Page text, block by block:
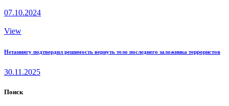
07.10.2024
View
Нетаниягу подтвердил решимость вернуть тело последнего заложника террористов
30.11.2025
Поиск